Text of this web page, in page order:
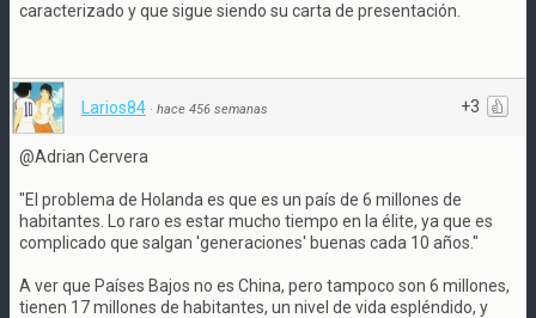
caracterizado y que sigue siendo su carta de presentación.
+3
Larios84 · hace 456 semanas
@Adrian Cervera
"El problema de Holanda es que es un país de 6 millones de
habitantes. Lo raro es estar mucho tiempo en la élite, ya que es
complicado que salgan 'generaciones' buenas cada 10 años."
A ver que Países Bajos no es China, pero tampoco son 6 millones,
tienen 17 millones de habitantes, un nivel de vida espléndido, y